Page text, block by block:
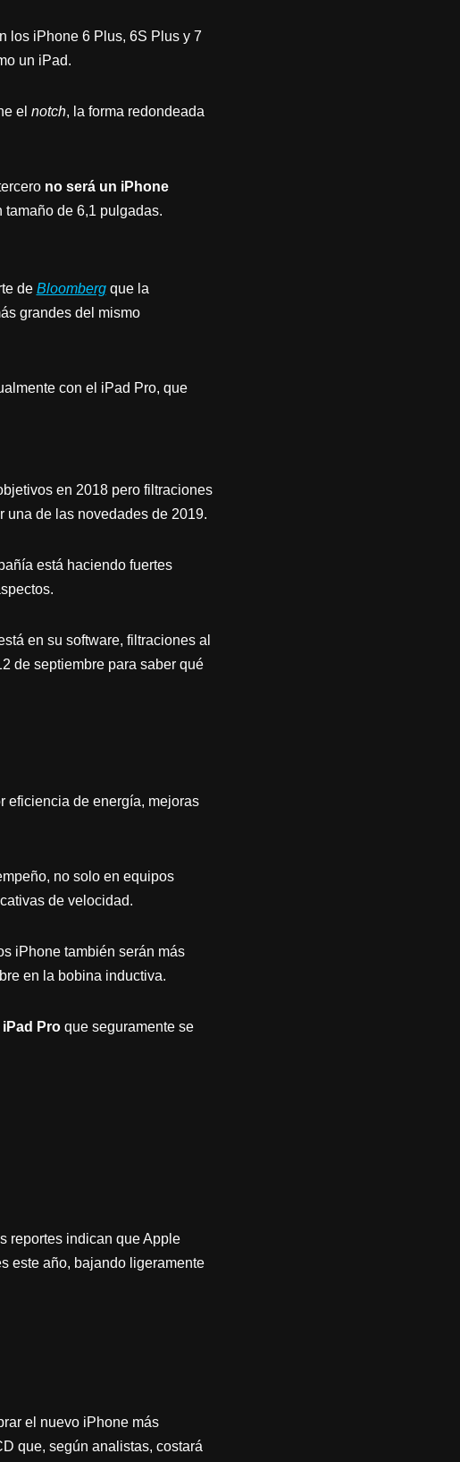
los iPhone 6 Plus, 6S Plus y 7
un iPad.
el notch, la forma redondeada
no será un iPhone
de 6,1 pulgadas.
de Bloombergque la
grandes del mismo
con el iPad Pro, que
en 2018 pero filtraciones
una de las novedades de 2019.
está haciendo fuertes
en su software, filtraciones al
de septiembre para saber qué
eficiencia de energía, mejoras
no solo en equipos
de velocidad.
iPhone también serán más
en la bobina inductiva.
Proque seguramente se
reportes indican que Apple
este año, bajando ligeramente
el nuevo iPhone más
que, según analistas, costará